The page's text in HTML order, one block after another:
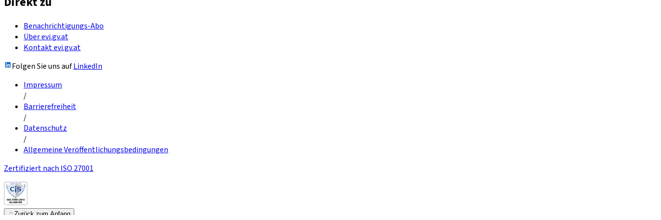
Benachrichtigungs-Abo
Über evi.gv.at
Kontakt evi.gv.at
Folgen Sie uns aufLinkedIn
Impressum
/
Barrierefreiheit
/
Datenschutz
/
Allgemeine Veröffentlichungsbedingungen
Zertifiziert nach ISO 27001
Zurück zum Anfang